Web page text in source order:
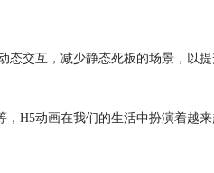
交互，减少静态死板的场景，以
H5动画在我们的生活中扮演着越